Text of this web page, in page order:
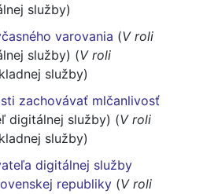
služby)
varovania (V roli
služby) (V roli
služby)
zachovávať mlčanlivosť
digitálnej služby) (V roli
služby)
digitálnej služby
republiky (V roli